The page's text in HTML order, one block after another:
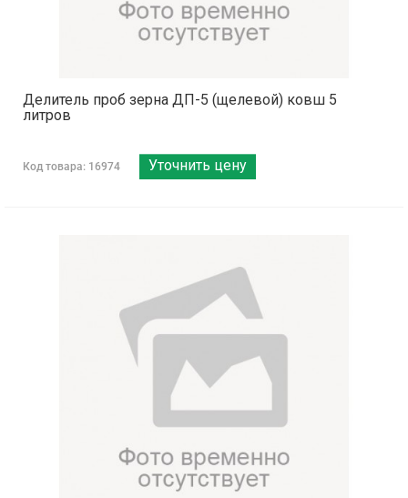
Делитель проб зерна ДП-5 (щелевой) ковш 5
литров
Код товара: 16974 Уточнить цену